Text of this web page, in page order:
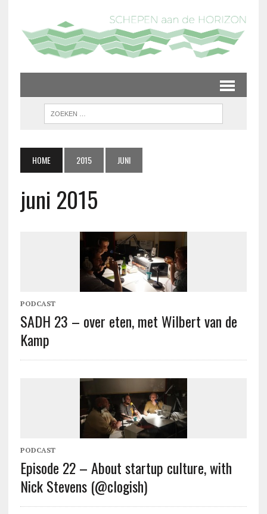
HOME 2015 JUNI
juni 2015
PODCAST
SADH 23 – over eten, met Wilbert van de
Kamp
PODCAST
Episode 22 – About startup culture, with
Nick Stevens (@clogish)